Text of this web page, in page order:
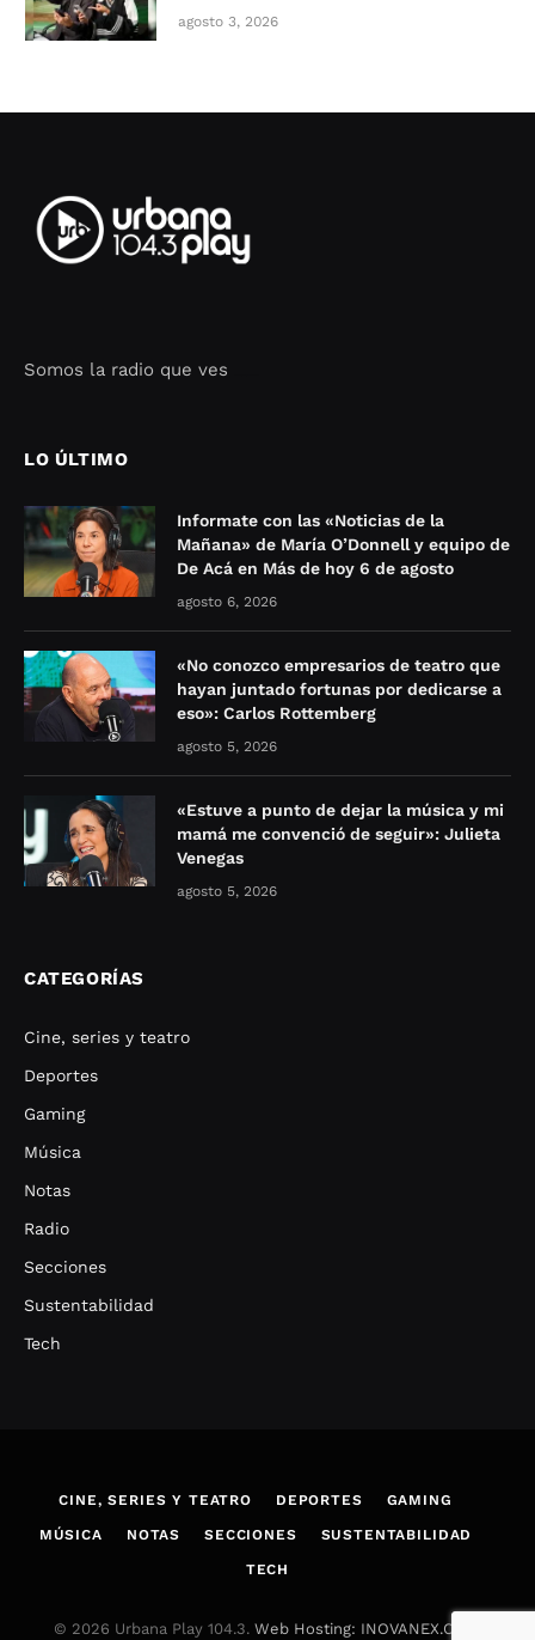
agosto 3, 2026
Somos la radio que ves
LO ÚLTIMO
Informate con las «Noticias de la
Mañana» de María O’Donnell y equipo de
De Acá en Más de hoy 6 de agosto
agosto 6, 2026
«No conozco empresarios de teatro que
hayan juntado fortunas por dedicarse a
eso»: Carlos Rottemberg
agosto 5, 2026
«Estuve a punto de dejar la música y mi
mamá me convenció de seguir»: Julieta
Venegas
agosto 5, 2026
CATEGORÍAS
Cine, series y teatro
Deportes
Gaming
Música
Notas
Radio
Secciones
Sustentabilidad
Tech
CINE, SERIES Y TEATRO DEPORTES GAMING
MÚSICA NOTAS SECCIONES SUSTENTABILIDAD
TECH
© 2026 Urbana Play 104.3. Web Hosting: INOVANEX.COM